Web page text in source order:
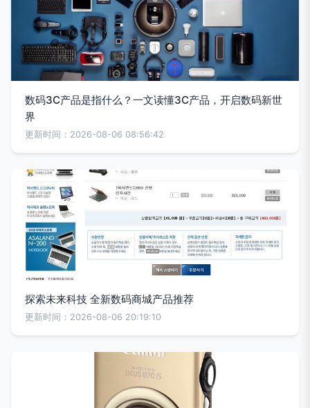
数码3C产品是指什么？一文读懂3C产品，开启数码新世
界
更新时间：2026-08-06 08:56:42
探索未来科技 全新数码商城产品推荐
更新时间：2026-08-06 20:19:10